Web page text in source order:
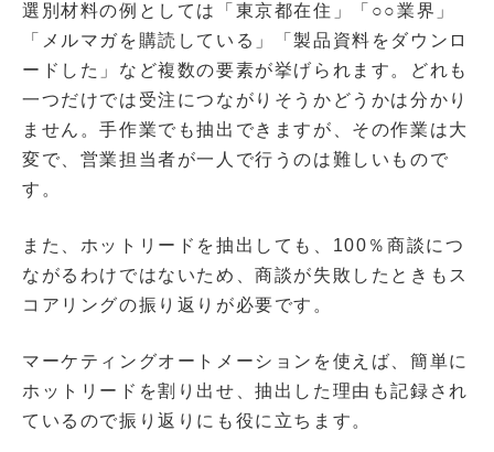
選別材料の例としては「東京都在住」「○○業界」
「メルマガを購読している」「製品資料をダウンロ
ードした」など複数の要素が挙げられます。どれも
一つだけでは受注につながりそうかどうかは分かり
ません。手作業でも抽出できますが、その作業は大
変で、営業担当者が一人で行うのは難しいもので
す。
また、ホットリードを抽出しても、100％商談につ
ながるわけではないため、商談が失敗したときもス
コアリングの振り返りが必要です。
マーケティングオートメーションを使えば、簡単に
ホットリードを割り出せ、抽出した理由も記録され
ているので振り返りにも役に立ちます。